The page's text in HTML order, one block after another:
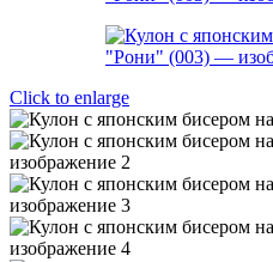
Click to enlarge